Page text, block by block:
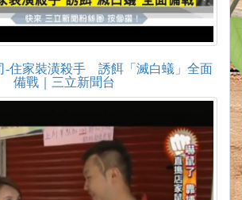
-住家裝潢殺手 誘餌「滅白蟻」全面
備戰｜三立新聞台